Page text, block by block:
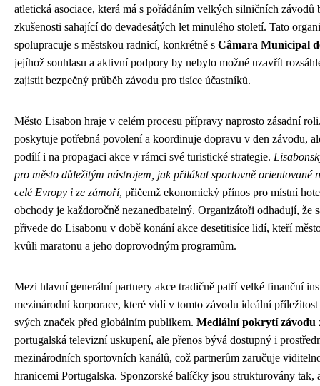
atletická asociace, která má s pořádáním velkých silničních závodů
zkušenosti sahající do devadesátých let minulého století. Tato
spolupracuje s městskou radnicí, konkrétně s Câmara Municipal
jejíhož souhlasu a aktivní podpory by nebylo možné uzavřít
zajistit bezpečný průběh závodu pro tisíce účastníků.
Město Lisabon hraje v celém procesu přípravy naprosto zásadní
poskytuje potřebná povolení a koordinuje dopravu v den závodu,
podílí i na propagaci akce v rámci své turistické strategie.
pro město důležitým nástrojem, jak přilákat sportovně orientované
celé Evropy i ze zámoří, přičemž ekonomický přínos pro místní
obchody je každoročně nezanedbatelný. Organizátoři odhadují, že
přivede do Lisabonu v době konání akce desetitisíce lidí, kteří
kvůli maratonu a jeho doprovodným programům.
Mezi hlavní generální partnery akce tradičně patří velké finanční
mezinárodní korporace, které vidí v tomto závodu ideální příležitost
svých značek před globálním publikem. Mediální pokrytí závodu
portugalská televizní uskupení, ale přenos bývá dostupný i
mezinárodních sportovních kanálů, což partnerům zaručuje
hranicemi Portugalska. Sponzorské balíčky jsou strukturovány tak,